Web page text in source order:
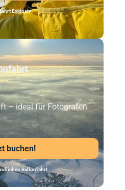
Exklusiv
– ideal für Fotografen
buchen!
Ballonfahrt